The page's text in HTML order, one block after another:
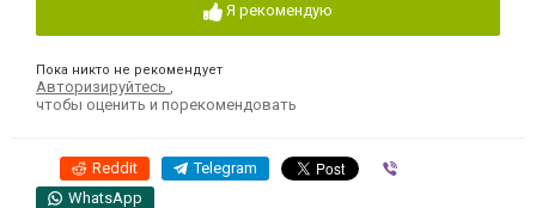
Я рекомендую
Пока никто не рекомендует
Авторизируйтесь
чтобы оценить и порекомендовать
Reddit Telegram
WhatsApp